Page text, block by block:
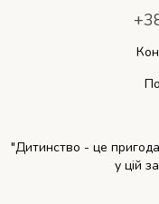
"Дитинство - це
у цій